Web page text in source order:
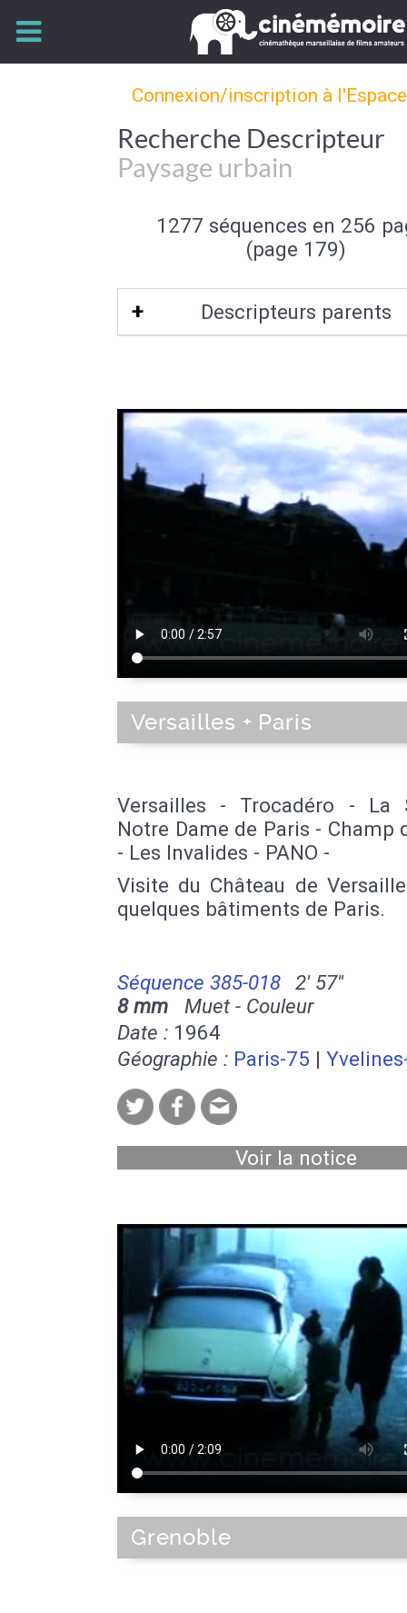
Connexion/inscription à
Recherche Descripteur
Paysage urbain
1277 séquences en 256
(page 179)
Descripteurs parents
Versailles + Paris
Versailles - Trocadéro - La
Notre Dame de Paris - Champ
- Les Invalides - PANO -
Visite du Château de
quelques bâtiments de Paris.
Séquence 385-018
2' 57''
8 mm Muet - Couleur
Date : 1964
Géographie : Paris-75 |
Voir la notice
Grenoble